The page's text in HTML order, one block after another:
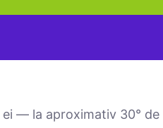
— la aproximativ 30°